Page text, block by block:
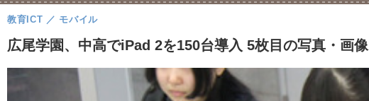
広尾学園、中高でiPad 2を150台導入 5枚目の写真・画像
教育ICT モバイル